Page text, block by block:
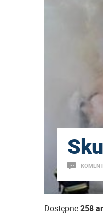
Dostępne258